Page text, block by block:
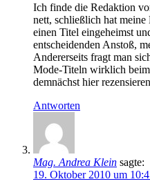
Ich finde die Redaktion
nett, schließlich hat
einen Titel eingeheimst
entscheidenden Anstoß,
Andererseits fragt man
Mode-Titeln wirklich
demnächst hier
Antworten
Mag. Andrea Klein sagte:
19. Oktober 2010 um